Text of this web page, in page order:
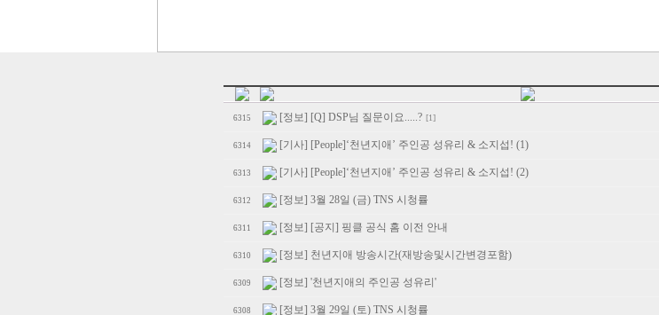
6315 [정보] [Q] DSP님 질문이요.....? [1]
6314 [기사] [People]‘천년지애’ 주인공 성유리 & 소지섭! (1)
6313 [기사] [People]‘천년지애’ 주인공 성유리 & 소지섭! (2)
6312 [정보] 3월 28일 (금) TNS 시청률
6311 [정보] [공지] 핑클 공식 홈 이전 안내
6310 [정보] 천년지애 방송시간(재방송및시간변경포함)
6309 [정보] '천년지애의 주인공 성유리'
6308 [정보] 3월 29일 (토) TNS 시청률